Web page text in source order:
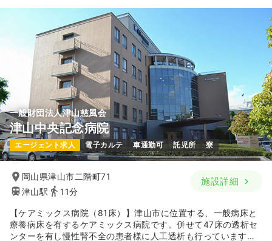
一般財団法人津山慈風会
津山中央記念病院
エージェント求人 電子カルテ 車通勤可 託児所 寮
岡山県津山市二階町71
津山駅
11分
施設詳細
【ケアミックス病院（81床）】津山市に位置する、一般病床と
療養病床を有するケアミックス病院です。併せて47床の透析セ
ンターを有し慢性腎不全の患者様に人工透析も行っています。